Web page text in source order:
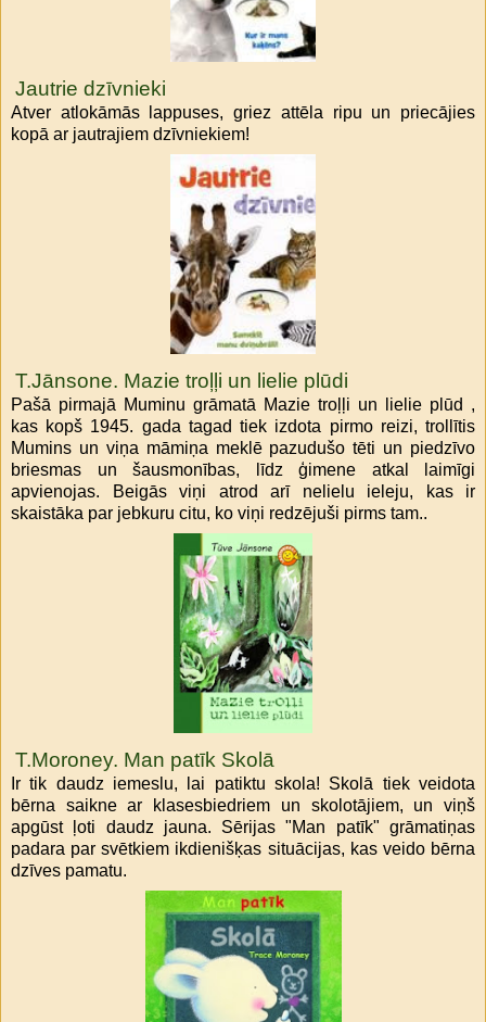
Jautrie dzīvnieki
Atver atlokāmās lappuses, griez attēla ripu un priecājies
kopā ar jautrajiem dzīvniekiem!
T.Jānsone. Mazie troļļi un lielie plūdi
Pašā pirmajā Muminu grāmatā Mazie troļļi un lielie plūd ,
kas kopš 1945. gada tagad tiek izdota pirmo reizi, trollītis
Mumins un viņa māmiņa meklē pazudušo tēti un piedzīvo
briesmas un šausmonības, līdz ģimene atkal laimīgi
apvienojas. Beigās viņi atrod arī nelielu ieleju, kas ir
skaistāka par jebkuru citu, ko viņi redzējuši pirms tam..
T.Moroney. Man patīk Skolā
Ir tik daudz iemeslu, lai patiktu skola! Skolā tiek veidota
bērna saikne ar klasesbiedriem un skolotājiem, un viņš
apgūst ļoti daudz jauna. Sērijas "Man patīk" grāmatiņas
padara par svētkiem ikdienišķas situācijas, kas veido bērna
dzīves pamatu.